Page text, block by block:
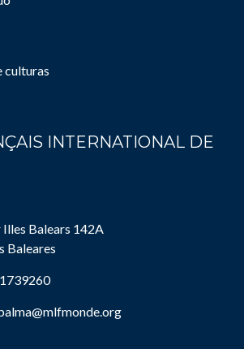
culturas
INTERNATIONAL DE
Balears 142A
Baleares